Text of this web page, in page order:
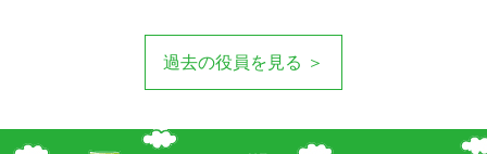
過去の役員を見る ＞